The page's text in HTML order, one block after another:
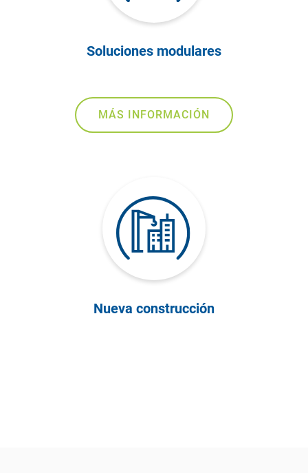
Soluciones modulares
MÁS INFORMACIÓN
Nueva construcción